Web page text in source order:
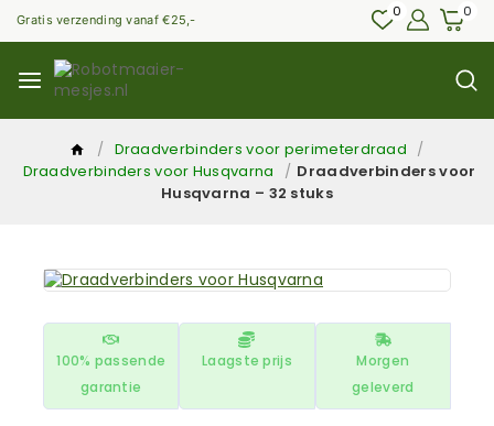
Gratis verzending vanaf €25,- 0 0
/ Draadverbinders voor perimeterdraad /
Draadverbinders voor Husqvarna
/ Draadverbinders voor
Husqvarna – 32 stuks
100% passende
garantie
Laagste prijs
Morgen
geleverd